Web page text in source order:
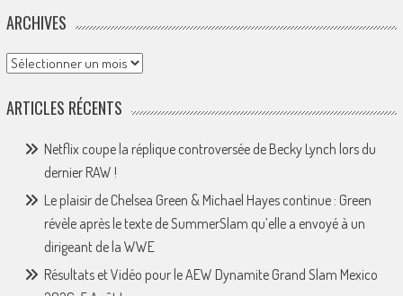
ARCHIVES
Archives
ARTICLES RÉCENTS
Netflix coupe la réplique controversée de Becky Lynch lors du
dernier RAW !
Le plaisir de Chelsea Green & Michael Hayes continue : Green
révèle après le texte de SummerSlam qu’elle a envoyé à un
dirigeant de la WWE
Résultats et Vidéo pour le AEW Dynamite Grand Slam Mexico